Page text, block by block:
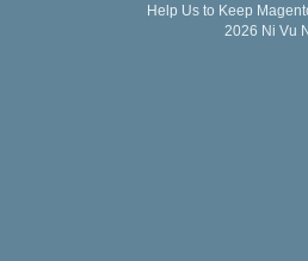
Help Us to Keep
2026 Ni Vu